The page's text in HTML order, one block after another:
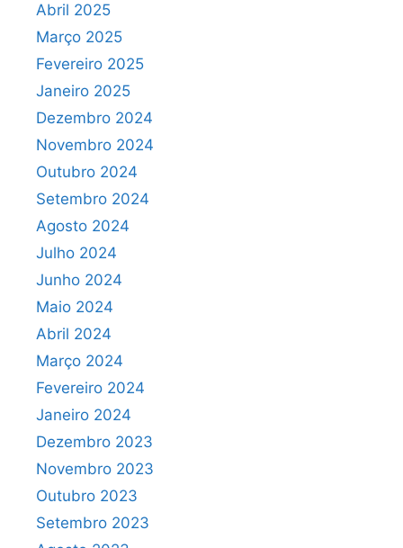
Abril 2025
Março 2025
Fevereiro 2025
Janeiro 2025
Dezembro 2024
Novembro 2024
Outubro 2024
Setembro 2024
Agosto 2024
Julho 2024
Junho 2024
Maio 2024
Abril 2024
Março 2024
Fevereiro 2024
Janeiro 2024
Dezembro 2023
Novembro 2023
Outubro 2023
Setembro 2023